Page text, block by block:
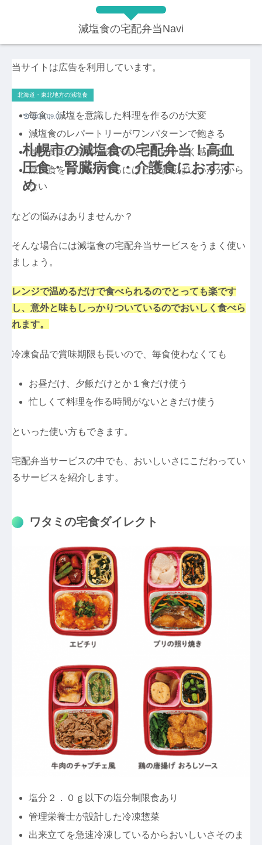
減塩食の宅配弁当Navi
当サイトは広告を利用しています。
札幌市の減塩食の宅配弁当！高血
圧食・腎臓病食・介護食におすす
め
北海道・東北地方の減塩食
2023.09.07
毎食、減塩を意識した料理を作るのが大変
減塩食のレパートリーがワンパターンで飽きる
減塩食だと料理が味が薄くて物足りなく感じる
減塩食をおいしく作るにはどうすればいいか分から
ない
などの悩みはありませんか？
そんな場合には減塩食の宅配弁当サービスをうまく使い
ましょう。
レンジで温めるだけで食べられるのでとっても楽です
し、意外と味もしっかりついているのでおいしく食べら
れます。
冷凍食品で賞味期限も長いので、毎食使わなくても
お昼だけ、夕飯だけとか１食だけ使う
忙しくて料理を作る時間がないときだけ使う
といった使い方もできます。
宅配弁当サービスの中でも、おいしいさにこだわってい
るサービスを紹介します。
ワタミの宅食ダイレクト
塩分２．０ｇ以下の塩分制限食あり
管理栄養士が設計した冷凍惣菜
出来立てを急速冷凍しているからおいしいさそのま